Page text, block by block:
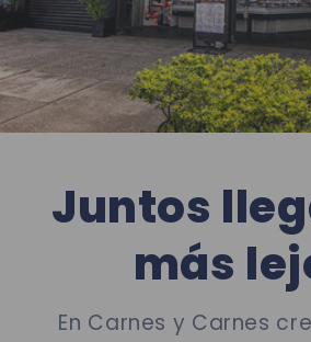
Juntos
más
En Carnes y Carnes